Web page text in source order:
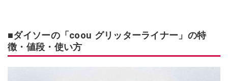
■ダイソーの「coou グリッターライナー」の特
徴・値段・使い方